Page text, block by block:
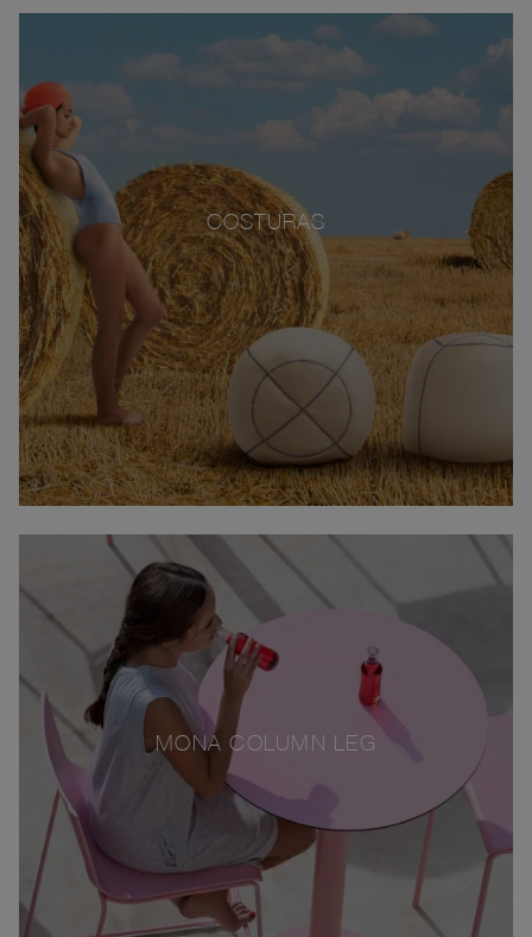
COSTURAS
MONA COLUMN LEG